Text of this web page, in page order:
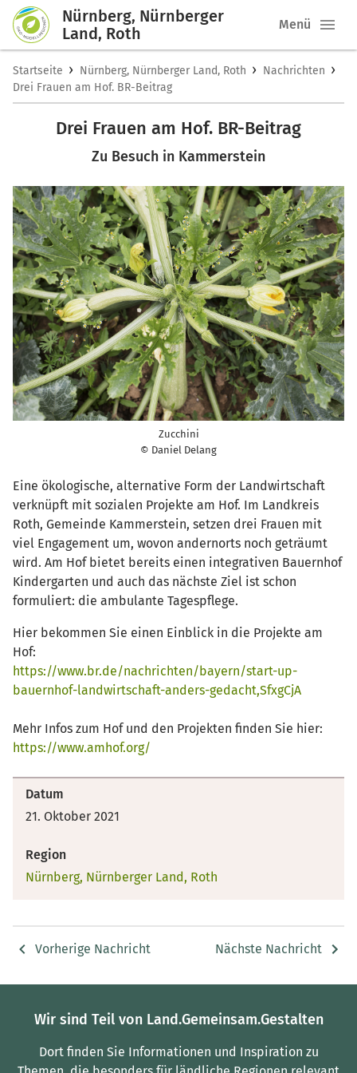
Nürnberg, Nürnberger
Land, Roth
Menü
Startseite › Nürnberg, Nürnberger Land, Roth › Nachrichten ›
Drei Frauen am Hof. BR-Beitrag
Drei Frauen am Hof. BR-Beitrag
Zu Besuch in Kammerstein
Zucchini
© Daniel Delang
Eine ökologische, alternative Form der Landwirtschaft
verknüpft mit sozialen Projekte am Hof. Im Landkreis
Roth, Gemeinde Kammerstein, setzen drei Frauen mit
viel Engagement um, wovon andernorts noch geträumt
wird. Am Hof bietet bereits einen integrativen Bauernhof
Kindergarten und auch das nächste Ziel ist schon
formuliert: die ambulante Tagespflege.
Hier bekommen Sie einen Einblick in die Projekte am
Hof:
https://www.br.de/nachrichten/bayern/start-up-
bauernhof-landwirtschaft-anders-gedacht,SfxgCjA
Mehr Infos zum Hof und den Projekten finden Sie hier:
https://www.amhof.org/
Datum
21. Oktober 2021
Region
Nürnberg, Nürnberger Land, Roth
Vorherige Nachricht Nächste Nachricht
Wir sind Teil von Land.Gemeinsam.Gestalten
Dort finden Sie Informationen und Inspiration zu